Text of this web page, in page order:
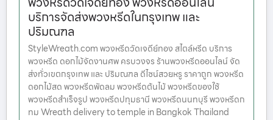
บริการจัดส่งพวงหรีดในกรุงเทพ และ
ปริมณฑล
StyleWreath.com พวงหรีดวัดเจดีย์ทอง สไตล์หรีด บริการ
พวงหรีด ดอกไม้จัดงานศพ ครบวงจร ร้านพวงหรีดออนไลน์ จัด
ส่งทั่วเขตกรุงเทพ และ ปริมณฑล ดีไซน์สวยหรู ราคาถูก พวงหรีด
ดอกไม้สด พวงหรีดพัดลม พวงหรีดต้นไม้ พวงหรีดของใช้
พวงหรีดสำเร็จรูป พวงหรีดปทุมธานี พวงหรีดนนทบุรี พวงหรีดก
ทม Wreath delivery to temple in Bangkok Thailand